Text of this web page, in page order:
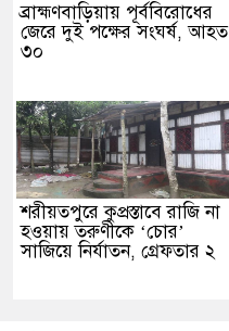
ব্রাহ্মণবাড়িয়ায় পূর্ববিরোধের
জেরে দুই পক্ষের সংঘর্ষ, আহত
৩০
শরীয়তপুরে কুপ্রস্তাবে রাজি না
হওয়ায় তরুণীকে ‘চোর’
সাজিয়ে নির্যাতন, গ্রেফতার ২